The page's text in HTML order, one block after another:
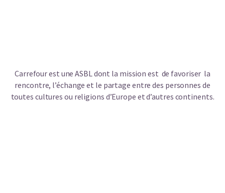
Carrefour est une ASBL dont la mission est de favoriser la
rencontre, l’échange et le partage entre des personnes de
toutes cultures ou religions d’Europe et d’autres continents.